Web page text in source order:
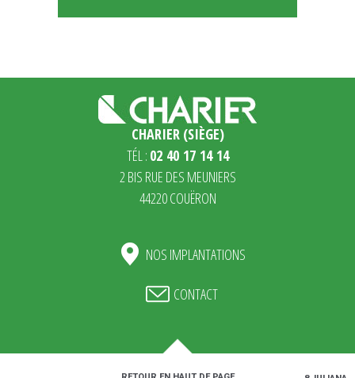
CHARIER (SIÈGE)
TÉL : 02 40 17 14 14
2 BIS RUE DES MEUNIERS
44220 COUËRON
NOS IMPLANTATIONS
CONTACT